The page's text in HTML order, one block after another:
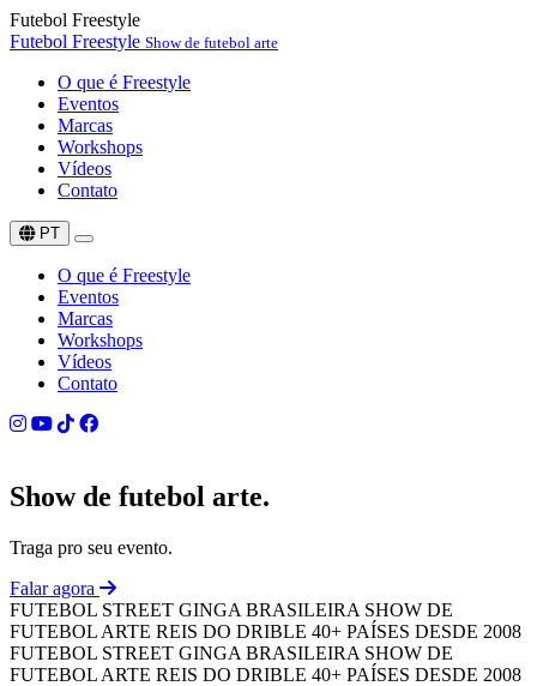
Futebol Freestyle
Futebol Freestyle Show de futebol arte
O que é Freestyle
Eventos
Marcas
Workshops
Vídeos
Contato
PT
O que é Freestyle
Eventos
Marcas
Workshops
Vídeos
Contato
Show de futebol arte.
Traga pro seu evento.
Falar agora
FUTEBOL STREET GINGA BRASILEIRA SHOW DE
FUTEBOL ARTE REIS DO DRIBLE 40+ PAÍSES DESDE 2008
FUTEBOL STREET GINGA BRASILEIRA SHOW DE
FUTEBOL ARTE REIS DO DRIBLE 40+ PAÍSES DESDE 2008